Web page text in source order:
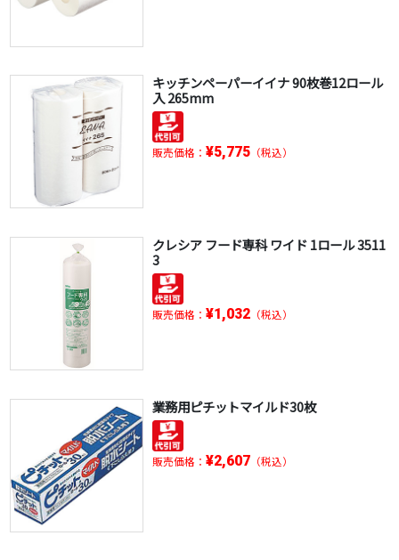
キッチンペーパーイイナ 90枚巻12ロール
入 265mm
販売価格： ¥5,775（税込）
クレシア フード専科 ワイド 1ロール 3511
3
販売価格： ¥1,032（税込）
業務用ピチットマイルド30枚
販売価格： ¥2,607（税込）